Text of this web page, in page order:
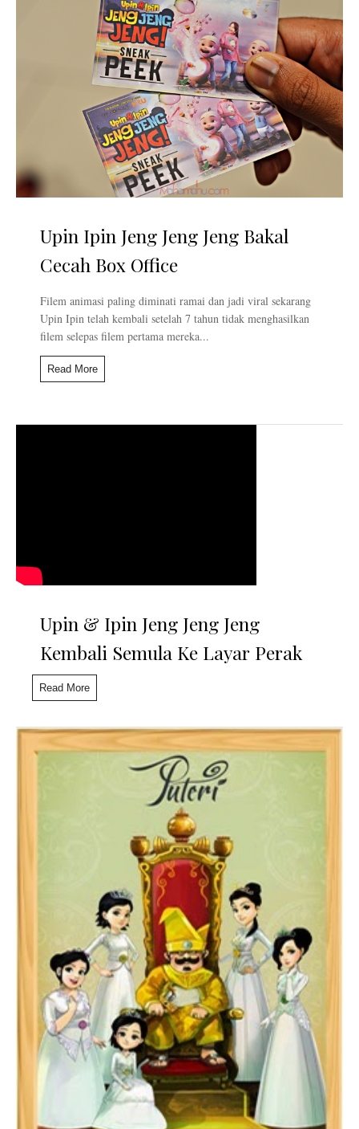
Upin Ipin Jeng Jeng Jeng Bakal
Cecah Box Office
Filem animasi paling diminati ramai dan jadi viral sekarang
Upin Ipin telah kembali setelah 7 tahun tidak menghasilkan
filem selepas filem pertama mereka...
Read More
Upin & Ipin Jeng Jeng Jeng
Kembali Semula Ke Layar Perak
Read More